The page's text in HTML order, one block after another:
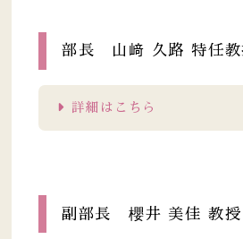
部長 山﨑 久路 特任教
詳細はこちら
副部長 櫻井 美佳 教授